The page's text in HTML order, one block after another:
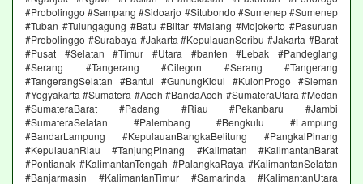
#Probolinggo #Sampang #Sidoarjo #Situbondo #Sumenep #Sumenep
#Tuban #Tulungagung #Batu #Blitar #Malang #Mojokerto #Pasuruan
#Probolinggo #Surabaya #Jakarta #KepulauanSeribu #Jakarta #Barat
#Pusat #Selatan #Timur #Utara #banten #Lebak #Pandeglang
#Serang #Tangerang #Cilegon #Serang #Tangerang
#TangerangSelatan #Bantul #GunungKidul #KulonProgo #Sleman
#Yogyakarta #Sumatera #Aceh #BandaAceh #SumateraUtara #Medan
#SumateraBarat #Padang #Riau #Pekanbaru #Jambi
#SumateraSelatan #Palembang #Bengkulu #Lampung
#BandarLampung #KepulauanBangkaBelitung #PangkalPinang
#KepulauanRiau #TanjungPinang #Kalimatan #KalimantanBarat
#Pontianak #KalimantanTengah #PalangkaRaya #KalimantanSelatan
#Banjarmasin #KalimantanTimur #Samarinda #KalimantanUtara